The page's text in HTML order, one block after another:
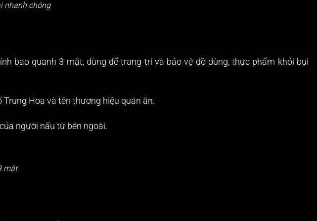
nhanh chóng
bao quanh 3 mặt, dùng để trang trí và bảo vệ đồ dùng, thực phẩm khỏi bụi
Hoa và tên thương hiệu quán ăn.
người nấu từ bên ngoài.
mặt